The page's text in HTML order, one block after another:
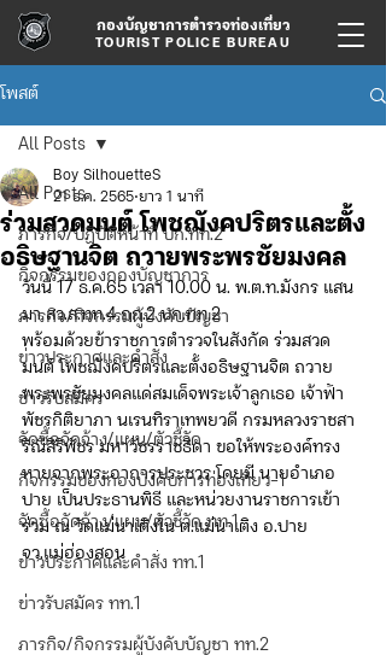
กองบัญชาการตำรวจท่องเที่ยว
TOURIST POLICE BUREAU
โพสต์
All Posts
ภารกิจ/ปฏิบัติหน้าที่ บก.ทท.2
กิจกรรมของกองบัญชาการ
ภารกิจ/กิจกรรมผู้บังคับบัญชา
ข่าวประกาศและคำสั่ง
ข่าวรับสมัคร
จัดซื้อจัดจ้าง/แผน/ตัวชี้วัด
กิจกรรมของกองบังคับการท่องเที่ยว-1
จัดซื้อจัดจ้าง/แผน/ตัวชี้วัด ทท.1
ข่าวประกาศและคำสั่ง ทท.1
ข่าวรับสมัคร ทท.1
ภารกิจ/กิจกรรมผู้บังคับบัญชา ทท.2
All Posts
ร่วมสวดมนต์ โพชฌังคปริตรและตั้ง
อธิษฐานจิต ถวายพระพรชัยมงคล
Boy SilhouetteS
21 ธ.ค. 2565 ยาว 1 นาที
วันนี้ 17 ธ.ค.65 เวลา 10.00 น. พ.ต.ท.มังกร แสน
มา สว.ส.ทท.4 กก.2 บก.ทท.2
พร้อมด้วยข้าราชการตำรวจในสังกัด ร่วมสวด
มนต์ โพชฌังคปริตรและตั้งอธิษฐานจิต ถวาย
พระพรชัยมงคลแด่สมเด็จพระเจ้าลูกเธอ เจ้าฟ้า
พัชรกิติยาภา นเรนทิราเทพยวดี กรมหลวงราชสา
ริณีสิริพัชร มหาวัชรราชธิดา ขอให้พระองค์ทรง
หายจากพระอาการประชวร โดยมี นายอำเภอ
ปาย เป็นประธานพิธี และหน่วยงานราชการเข้า
ร่วม ณ วัดแม่นาเติงใน ต.แม่นาเติง อ.ปาย
จว.แม่ฮ่องสอน